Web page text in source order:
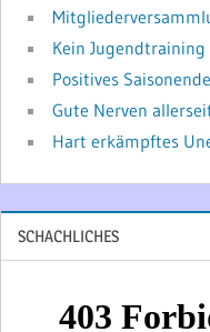
Kein
Positives Saisonende
Gute Nerven
Hart erkämpftes
SCHACHLICHES